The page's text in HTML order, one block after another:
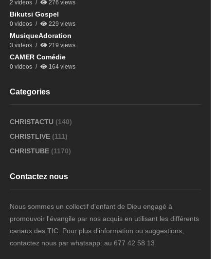
2 videos 276 views
Bikutsi Gospel
0 videos 229 views
MusiqueAdoration
3 videos 219 views
CAMER Comédie
0 videos 164 views
Categories
CHRISTACTU (140)
CHRISTLIVE (111)
CHRISTUBE (1170)
Contactez nous
Nous sommes un collectif d'enfant de Dieu engagé à
promouvoir l'évangile par nos acquis en utilisant les différents
canaux des TIC. Pour plus d'information ou suggestions,
contactez nous par whatsapp: au 677 42 58 13